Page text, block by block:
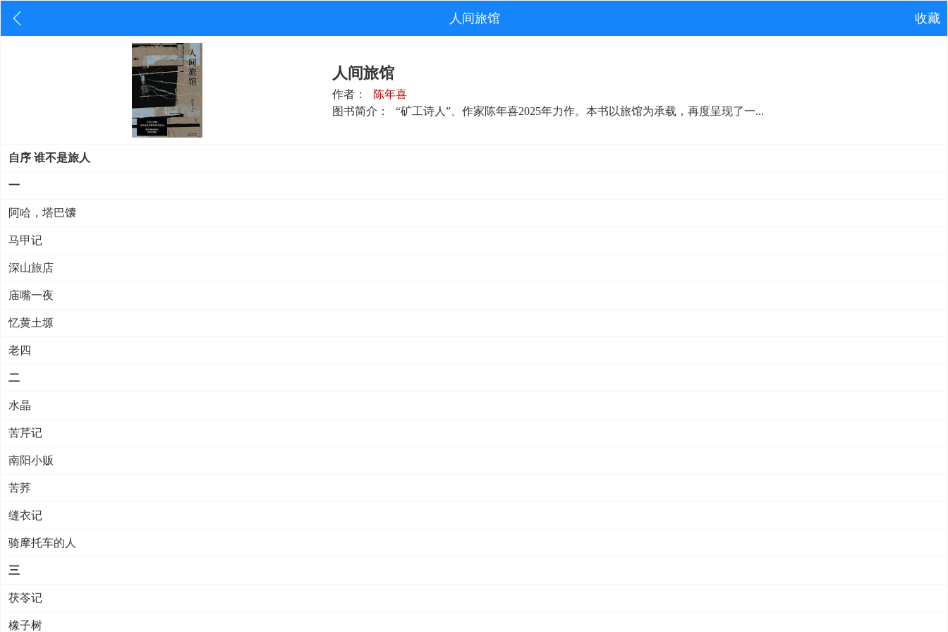
人间旅馆 收藏
人间旅馆
作者：
陈年喜
图书简介：
“矿工诗人”、作家陈年喜2025年力作。本书以旅馆为承载，再度呈现了一...
自序 谁不是旅人
一
阿哈，塔巴馕
马甲记
深山旅店
庙嘴一夜
忆黄土塬
老四
二
水晶
苦芹记
南阳小贩
苦荞
缝衣记
骑摩托车的人
三
茯苓记
橡子树